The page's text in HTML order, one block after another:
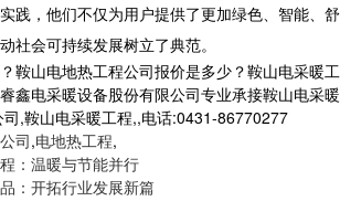
践，他们不仅为用户提供了更加绿色、智能、舒
社会可持续发展树立了典范。
鞍山电地热工程公司报价是多少？鞍山电采暖工
鑫电采暖设备股份有限公司专业承接鞍山电采暖
,鞍山电采暖工程,,电话:0431-86770277
司,电地热工程,
：温暖与节能并行
：开拓行业发展新篇